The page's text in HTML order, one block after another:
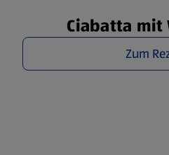
Ciabatta mit
Zum